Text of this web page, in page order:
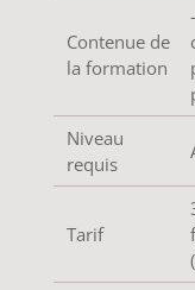
Contenue de
la formation
Niveau
requis
Tarif